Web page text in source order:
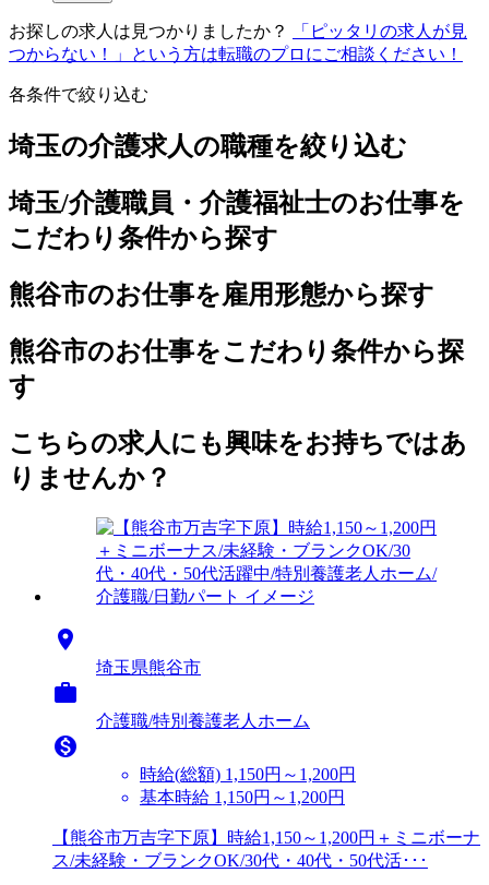
お探しの求人は見つかりましたか？
「ピッタリの求人が見
つからない！」という方は転職のプロにご相談ください！
各条件で絞り込む
埼玉の介護求人の職種を絞り込む
埼玉/介護職員・介護福祉士のお仕事を
こだわり条件から探す
熊谷市のお仕事を雇用形態から探す
熊谷市のお仕事をこだわり条件から探
す
こちらの求人にも興味をお持ちではあ
りませんか？

埼玉県熊谷市

介護職/特別養護老人ホーム

時給(総額) 1,150円～1,200円
基本時給 1,150円～1,200円
【熊谷市万吉字下原】時給1,150～1,200円＋ミニボーナ
ス/未経験・ブランクOK/30代・40代・50代活･･･